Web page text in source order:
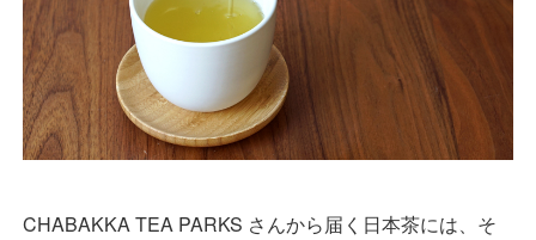
CHABAKKA TEA PARKS さんから届く日本茶には、そ